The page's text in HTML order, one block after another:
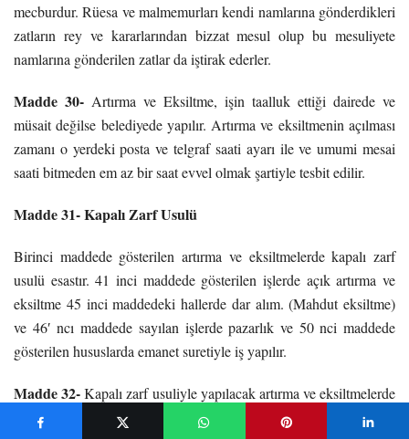
mecburdur. Rüesa ve malmemurları kendi namlarına gönderdikleri
zatların rey ve kararlarından bizzat mesul olup bu mesuliyete
namlarına gönderilen zatlar da iştirak ederler.
Madde 30- Artırma ve Eksiltme, işin taalluk ettiği dairede ve
müsait değilse belediyede yapılır. Artırma ve eksiltmenin açılması
zamanı o yerdeki posta ve telgraf saati ayarı ile ve umumi mesai
saati bitmeden em az bir saat evvel olmak şartiyle tesbit edilir.
Madde 31- Kapalı Zarf Usulü
Birinci maddede gösterilen artırma ve eksiltmelerde kapalı zarf
usulü esastır. 41 inci maddede gösterilen işlerde açık artırma ve
eksiltme 45 inci maddedeki hallerde dar alım. (Mahdut eksiltme)
ve 46′ ncı maddede sayılan işlerde pazarlık ve 50 nci maddede
gösterilen hususlarda emanet suretiyle iş yapılır.
Madde 32-Kapalı zarf usuliyle yapılacak artırma ve eksiltmelerde
teklif mektubu mühürlü bir zarf içerisine konulur ve zarfın